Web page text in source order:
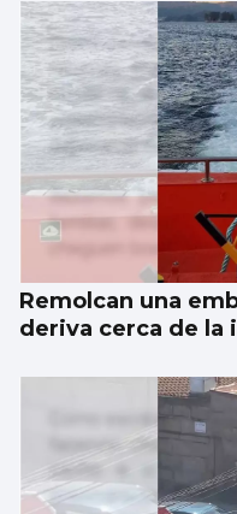
El Vaticano cerró
patrimonio neto
Remolcan una
deriva cerca de la